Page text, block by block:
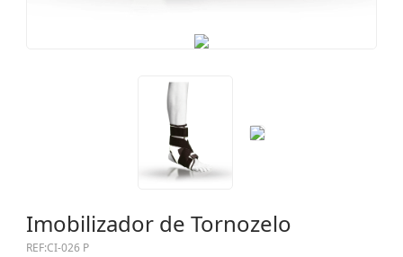
Imobilizador de Tornozelo
REF:CI-026 P